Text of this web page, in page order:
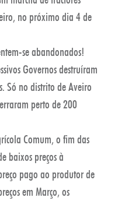
no próximo dia 4 de
se abandonados!
Governos destruíram
Só no distrito de Aveiro
perto de 200
Comum, o fim das
baixos preços à
pago ao produtor de
em Março, os